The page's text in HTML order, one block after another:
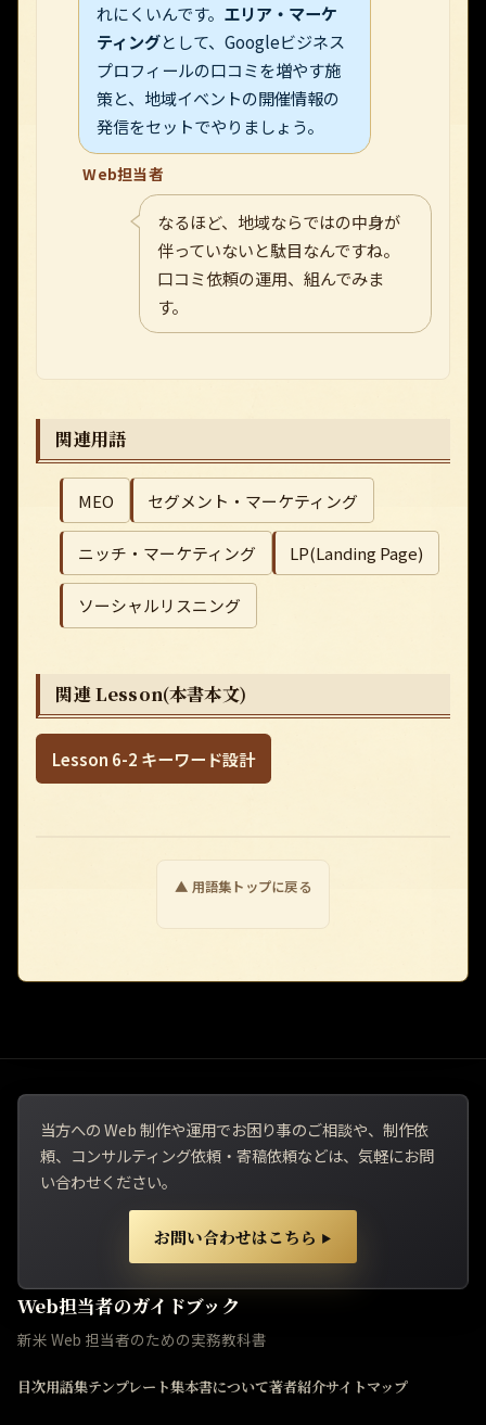
れにくいんです。 エリア・マーケ
ティングとして、Googleビジネス
プロフィールの口コミを増やす施
策と、地域イベントの開催情報の
発信をセットでやりましょう。
Web担当者
なるほど、地域ならではの中身が
伴っていないと駄目なんですね。
口コミ依頼の運用、組んでみま
す。
関連用語
MEO セグメント・マーケティング
ニッチ・マーケティング LP(Landing Page)
ソーシャルリスニング
関連 Lesson(本書本文)
Lesson 6-2 キーワード設計
▲ 用語集トップに戻る
Web担当者のガイドブック
新米 Web 担当者のための実務教科書
目次用語集テンプレート集本書について著者紹介サイトマップ
当方への Web 制作や運用でお困り事のご相談や、制作依
頼、コンサルティング依頼・寄稿依頼などは、気軽にお問
い合わせください。
お問い合わせはこちら ▶